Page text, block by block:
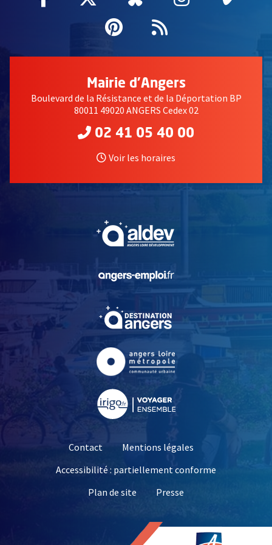
Pinterest
, Ouvre une
Flux RSS
Mairie d'Angers
Boulevard de la Résistance et de la Déportation BP
80011 49020 ANGERS Cedex 02
02 41 05 40 00
Voir les horaires
, Ouvre une nouvelle
, Ouvre une nouvelle
Contact
Mentions légales
Accessibilité : partiellement conforme
Plan de site
Presse